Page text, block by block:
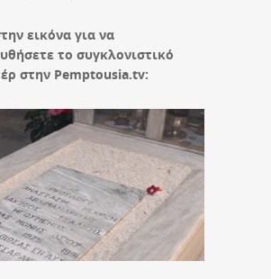
εικόνα για να
το συγκλονιστικό
στην Pemptousia.tv: